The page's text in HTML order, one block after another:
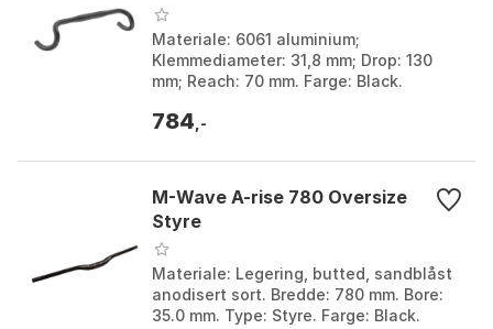
Materiale: 6061 aluminium;
Klemmediameter: 31,8 mm; Drop: 130
mm; Reach: 70 mm. Farge: Black.
420mm, 440mm.
784 ,-
M-Wave A-rise 780 Oversize
Styre
Materiale: Legering, butted, sandblåst
anodisert sort. Bredde: 780 mm. Bore:
35.0 mm. Type: Styre. Farge: Black.